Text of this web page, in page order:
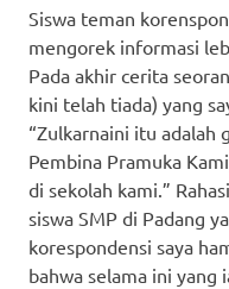
Siswa teman
mengorek informasi
Pada akhir cerita
kini telah tiada) yang
“Zulkarnaini itu adalah
Pembina Pramuka
di sekolah kami.”
siswa SMP di Padang
korespondensi saya
bahwa selama ini yang